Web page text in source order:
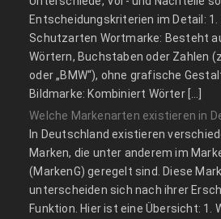
Entscheidungskriterien im Detail:
Schutzarten Wortmarke: Besteht
Wörtern, Buchstaben oder Zahlen
oder „BMW“), ohne grafische
Bildmarke: Kombiniert Wörter […]
Welche Markenarten existieren in
In Deutschland existieren
Marken, die unter anderem im
(MarkenG) geregelt sind. Diese
unterscheiden sich nach ihrer
Funktion. Hier ist eine Übersicht: 1.